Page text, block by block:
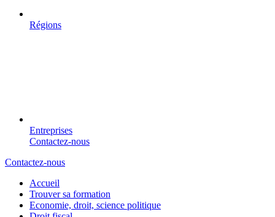
Régions
Entreprises
Contactez-nous
Contactez-nous
Accueil
Trouver sa formation
Economie, droit, science politique